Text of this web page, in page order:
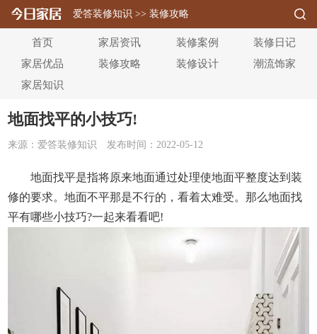
爱答装修知识 >> 装修攻略
首页 家居资讯 装修案例
装修日记
家居优品
装修攻略 装修设计
潮流饰家
家居知识
地面找平的小技巧!
来源：爱答装修知识 发布时间：2022-05-12
地面找平是指将原来地面通过处理使地面平整度达到装
修的要求。地面不平那是不行的，看着太难受。那么地面找
平有哪些小技巧?一起来看看吧!